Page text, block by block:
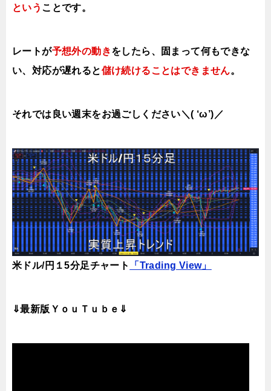
という ことです。
レートが予想外の動きをしたら、固まって何もできな
い、対応が遅れると儲け続けることはできません。
それでは良い週末をお過ごしください＼( ‘ω’)／
米ドル/円１5分足チャート 「Trading View」
⇓最新版ＹｏｕＴｕｂｅ⇓